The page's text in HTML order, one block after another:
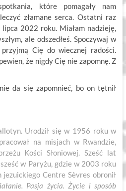
które pomagały nam
złamane serca. Ostatni raz
2022 roku. Miałam nadzieję,
ale odszedłeś. Spoczywaj w
Cię do wiecznej radości.
że nigdy Cię nie zapomnę. Z
da się zapomnieć, bo on tętnił
Urodził się w 1956 roku w
na misjach w Rwandzie,
Kości Słoniowej. Sześć lat
w Paryżu, gdzie w 2003 roku
jezuickiego Centre Sèvres obronił
Pasja życia. Życie i sposób